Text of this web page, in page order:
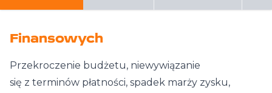
Finansowych
Przekroczenie budżetu, niewywiązanie
się z terminów płatności, spadek marży zysku,